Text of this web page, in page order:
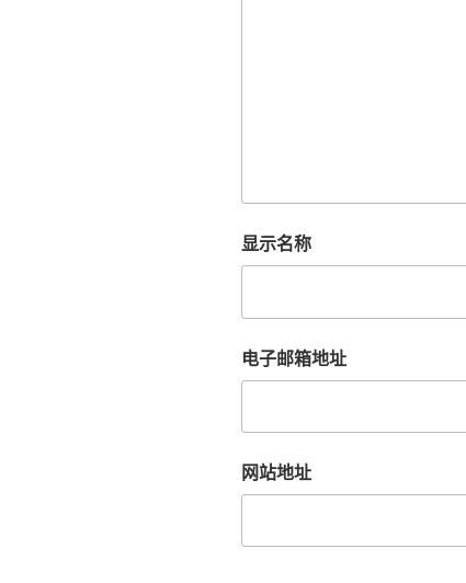
显示名称
电子邮箱地址
网站地址